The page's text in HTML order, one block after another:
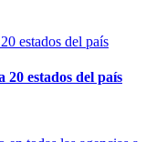
estados del país